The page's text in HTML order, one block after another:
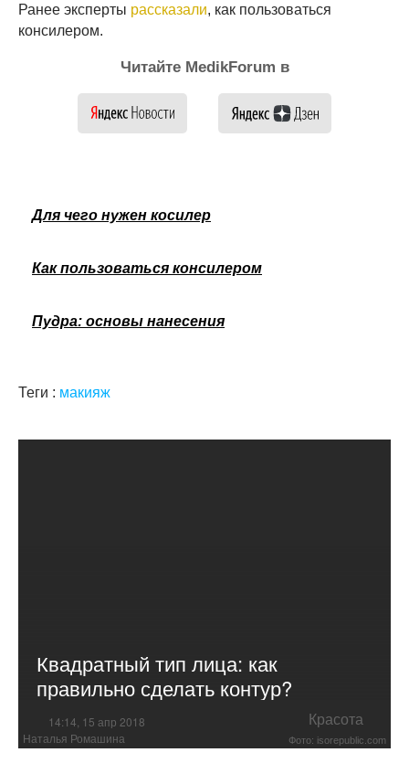
Ранее эксперты рассказали, как пользоваться
консилером.
Читайте MedikForum в
Для чего нужен косилер
Как пользоваться консилером
Пудра: основы нанесения
Теги : макияж
Квадратный тип лица: как
правильно сделать контур?
14:14, 15 апр 2018 Красота
Наталья Ромашина Фото: isorepublic.com